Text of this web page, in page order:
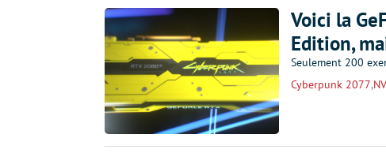
Voici la
Edition,
Seulement 200
Cyberpunk 2077,